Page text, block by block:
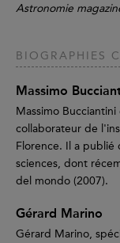
Astronomie
BIOGRAPHIES
Massimo
Massimo
collaborateur de
Florence. Il a publié
sciences, dont
del mondo (2007).
Gérard Marino
Gérard Marino,